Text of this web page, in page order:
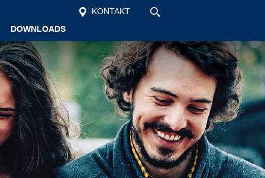
KONTAKT
DOWNLOADS
Startseite
Unsere Schule
Schüler
Vollzeit
Berufsschule